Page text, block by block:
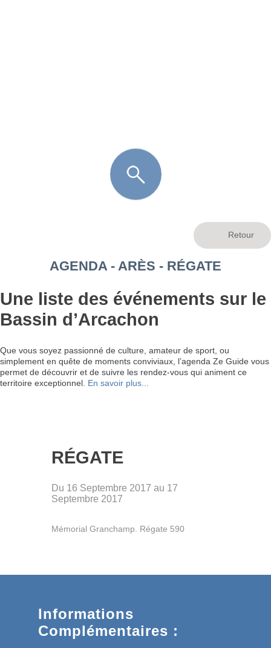
AGENDA - ARÈS - RÉGATE
Une liste des événements sur le
Bassin d’Arcachon
Que vous soyez passionné de culture, amateur de sport, ou
simplement en quête de moments conviviaux, l’agenda Ze Guide vous
permet de découvrir et de suivre les rendez-vous qui animent ce
territoire exceptionnel. En savoir plus...
RÉGATE
Du 16 Septembre 2017 au 17
Septembre 2017
Mémorial Granchamp. Régate 590
Informations
Complémentaires :